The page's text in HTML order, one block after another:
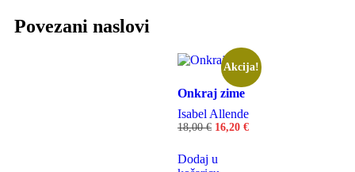
Povezani naslovi
Akcija!
Onkraj zime
Isabel Allende
18,00€ 16,20 €
Dodaj u